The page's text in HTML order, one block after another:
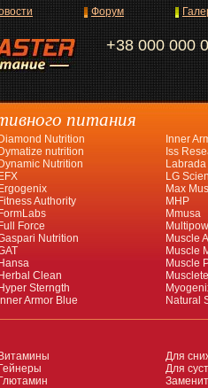
+38 000 000
Форум
питания
Diamond Nutrition
Dymatize nutrition
Dynamic Nutrition
EFX
Ergogenix
Fitness Authority
FormLabs
Full Force
Nutrition
Hansa
Herbal Clean
Hyper Sterngth
Inner Armor Blue
Inner
Iss
Labrada
LG
Max
MHP
Mmusa
Muscle
Muscle
Muscle
Natural
Витамины
Гейнеры
Глютамин
Для
Для